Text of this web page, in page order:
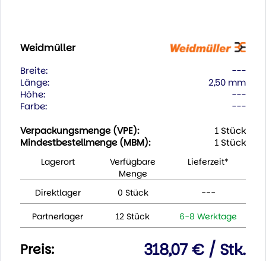
Weidmüller
Breite:
---
Länge:
2,50 mm
Höhe:
---
Farbe:
---
Verpackungsmenge (VPE):
1 Stück
Mindestbestellmenge (MBM):
1 Stück
Lagerort
Verfügbare
Menge
Lieferzeit*
Direktlager 0 Stück ---
Partnerlager 12 Stück 6-8 Werktage
Preis: 318,07 € / Stk.